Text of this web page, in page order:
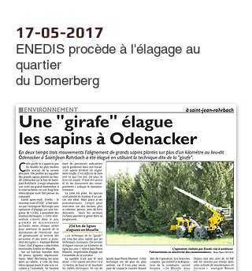
17-05-2017
ENEDIS procède à l'élagage au
quartier
du Domerberg